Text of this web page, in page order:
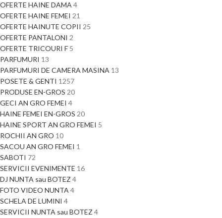
OFERTE HAINE DAMA 4
OFERTE HAINE FEMEI 21
OFERTE HAINUTE COPII 25
OFERTE PANTALONI 2
OFERTE TRICOURI F 5
PARFUMURI 13
PARFUMURI DE CAMERA MASINA 13
POSETE & GENTI 1257
PRODUSE EN-GROS 20
GECI AN GRO FEMEI 4
HAINE FEMEI EN-GROS 20
HAINE SPORT AN GRO FEMEI 5
ROCHII AN GRO 10
SACOU AN GRO FEMEI 1
SABOTI 72
SERVICII EVENIMENTE 16
DJ NUNTA sau BOTEZ 4
FOTO VIDEO NUNTA 4
SCHELA DE LUMINI 4
SERVICII NUNTA sau BOTEZ 4